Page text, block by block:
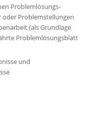
Problemlösungs-
oder Problemstellungen
(als Grundlage
Problemlösungsblatt
und